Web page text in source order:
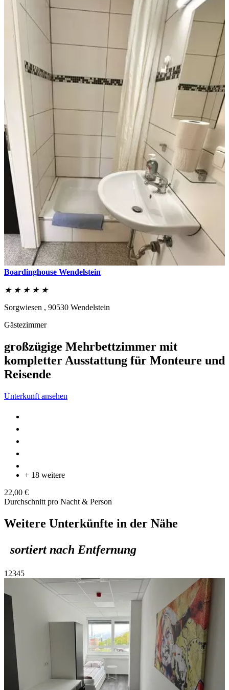
Boardinghouse Wendelstein
★ ★ ★ ★ ★
Sorgwiesen , 90530 Wendelstein
Gästezimmer
großzügige Mehrbettzimmer mit
kompletter Ausstattung für Monteure und
Reisende
Unterkunft ansehen
+ 18 weitere
22,00 €
Durchschnitt pro Nacht & Person
Weitere Unterkünfte in der Nähe
sortiert nach Entfernung
1 2345